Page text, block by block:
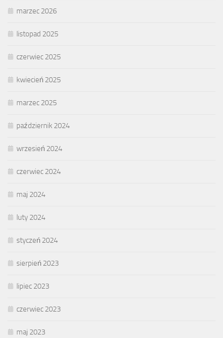
marzec 2026
listopad 2025
czerwiec 2025
kwiecień 2025
marzec 2025
październik 2024
wrzesień 2024
czerwiec 2024
maj 2024
luty 2024
styczeń 2024
sierpień 2023
lipiec 2023
czerwiec 2023
maj 2023